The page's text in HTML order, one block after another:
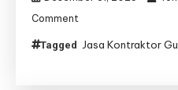
Comment
Kontraktor
Tagged Jasa Kontraktor